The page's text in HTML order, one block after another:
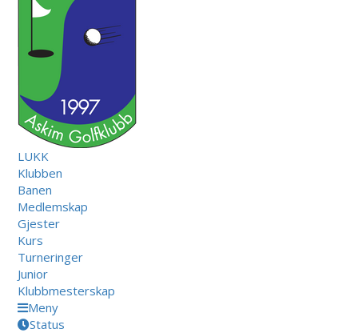
LUKK
Klubben
Banen
Medlemskap
Gjester
Kurs
Turneringer
Junior
Klubbmesterskap
Meny
Status